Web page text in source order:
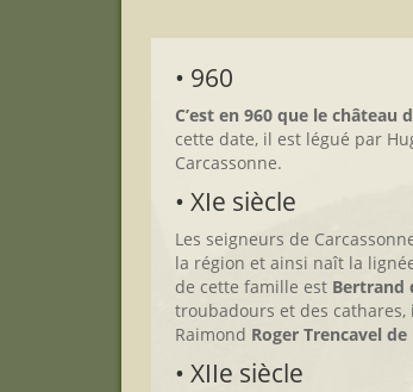
• 960
C’est en 960 que le château
cette date, il est légué par
Carcassonne.
• XIe siècle
Les seigneurs de
la région et ainsi naît la
de cette famille est Bertrand
troubadours et des
Raimond Roger Trencavel de
• XIIe siècle